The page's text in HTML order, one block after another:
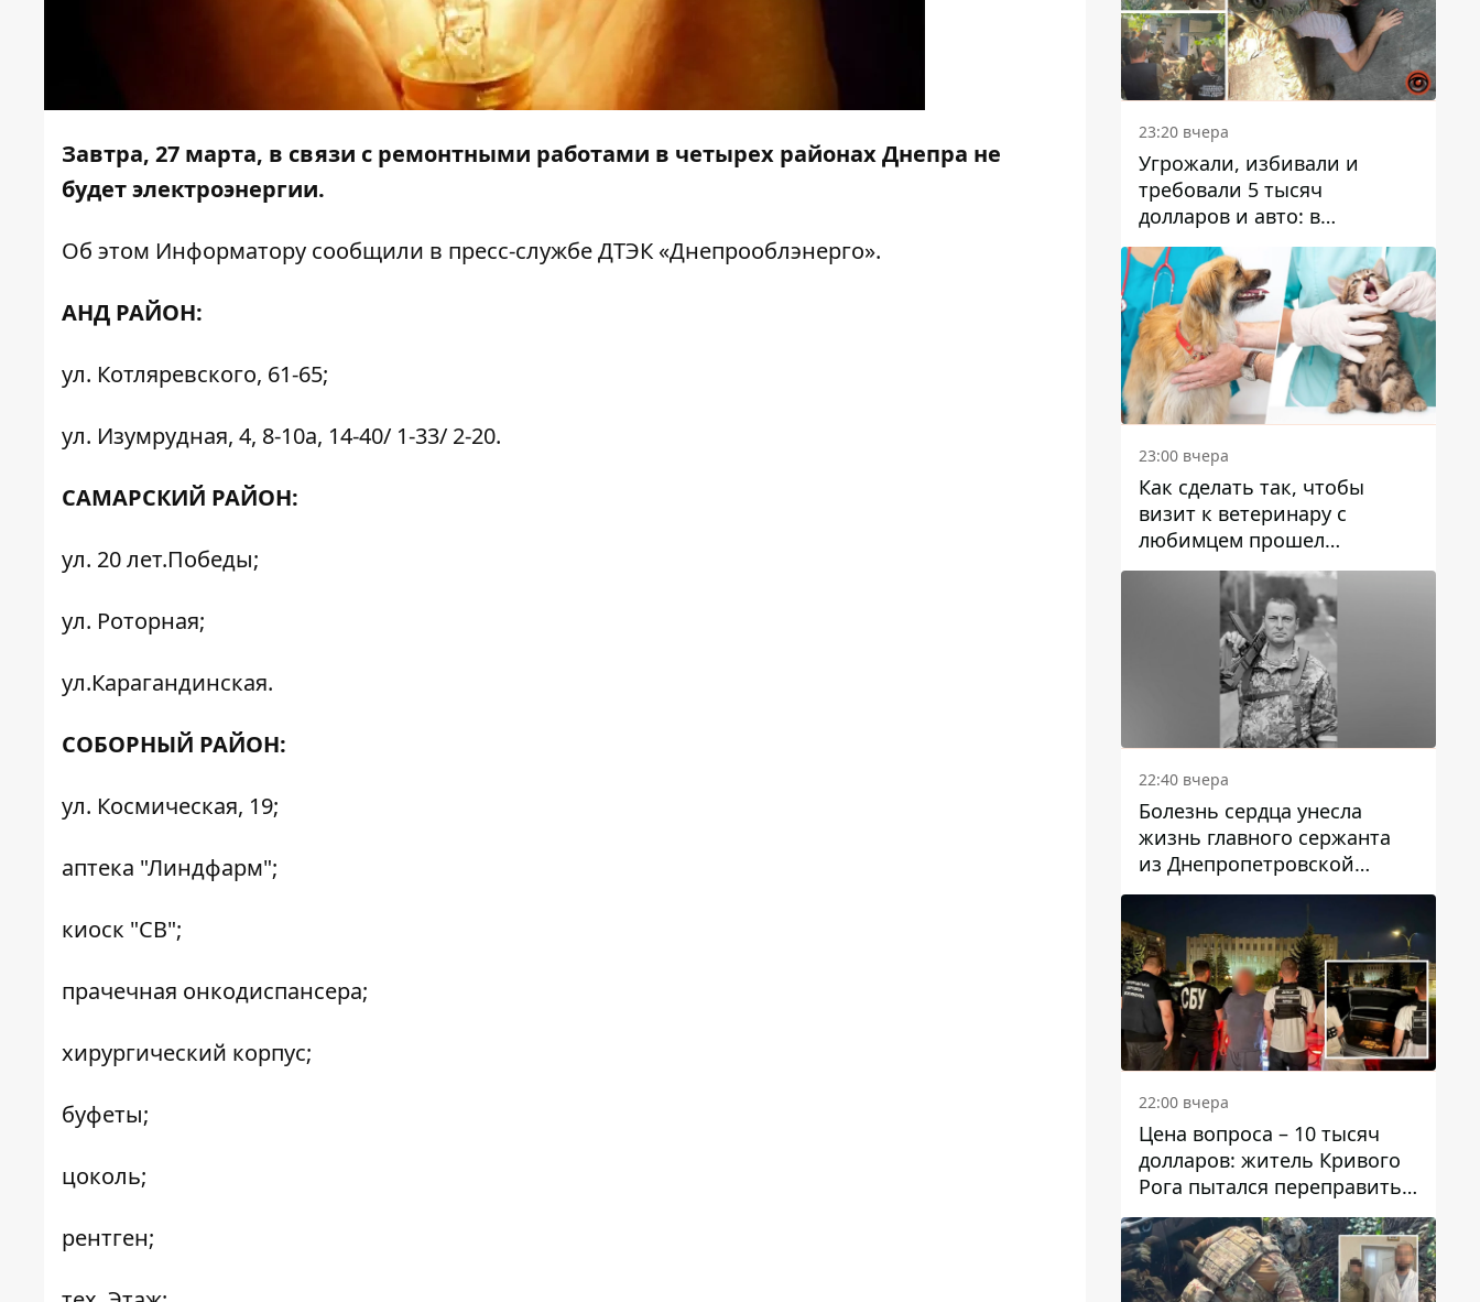
Завтра, 27 марта, в связи с ремонтными работами в четырех районах Днепра не
будет электроэнергии.
Об этом Информатору сообщили в пресс-службе ДТЭК «Днепрооблэнерго».
АНД РАЙОН:
ул. Котляревского, 61-65;
ул. Изумрудная, 4, 8-10а, 14-40/ 1-33/ 2-20.
САМАРСКИЙ РАЙОН:
ул. 20 лет.Победы;
ул. Роторная;
ул.Карагандинская.
СОБОРНЫЙ РАЙОН:
ул. Космическая, 19;
аптека "Линдфарм";
киоск "СВ";
прачечная онкодиспансера;
хирургический корпус;
буфеты;
цоколь;
рентген;
23:20 вчера
Угрожали, избивали и
требовали 5 тысяч
долларов и авто: в
Павлограде задержали двух
мужчин
23:00 вчера
Как сделать так, чтобы
визит к ветеринару с
любимцем прошел
спокойно: простые советы
22:40 вчера
Болезнь сердца унесла
жизнь главного сержанта
из Днепропетровской
области Юрия Свистуна
22:00 вчера
Цена вопроса – 10 тысяч
долларов: житель Кривого
Рога пытался переправить
мужчину в Словакию